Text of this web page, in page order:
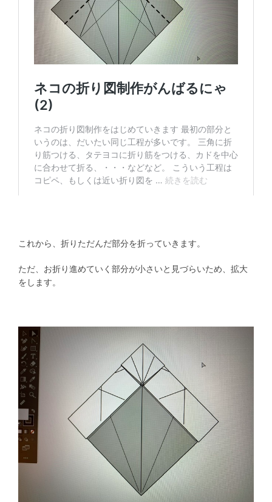
これから、折りただんだ部分を折っていきます。
ただ、お折り進めていく部分が小さいと見づらいため、拡大
をします。